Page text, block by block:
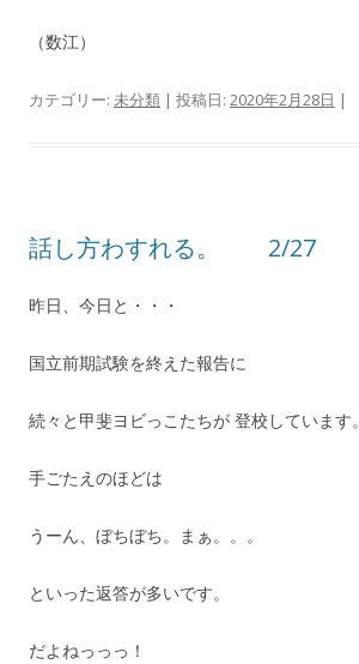
（数江）
カテゴリー: 未分類 | 投稿日: 2020年2月28日 |
話し方わすれる。 2/27
昨日、今日と・・・
国立前期試験を終えた報告に
続々と甲斐ヨビっこたちが 登校しています。
手ごたえのほどは
うーん、ぼちぼち。まぁ。。。
といった返答が多いです。
だよねっっっ！